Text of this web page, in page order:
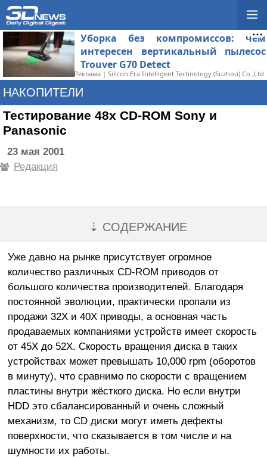
Уборка без компромиссов: чем
интересен вертикальный пылесос
Trouver G70 Detect
Реклама | Silicon Era Intelligent Technology (Suzhou) Co.,Ltd.
НАКОПИТЕЛИ
Тестирование 48x CD-ROM Sony и
Panasonic
23 мая 2001
Редакция
⇣ СОДЕРЖАНИЕ
Уже давно на рынке присутствует огромное
количество различных CD-ROM приводов от
большого количества производителей. Благодаря
постоянной эволюции, практически пропали из
продажи 32X и 40X приводы, а основная часть
продаваемых компаниями устройств имеет скорость
от 45X до 52X. Скорость вращения диска в таких
устройствах может превышать 10,000 rpm (оборотов
в минуту), что сравнимо по скорости с вращением
пластины внутри жёсткого диска. Но если внутри
HDD это сбалансированный и очень сложный
механизм, то CD диски могут иметь дефекты
поверхности, что сказывается в том числе и на
шумности их работы.